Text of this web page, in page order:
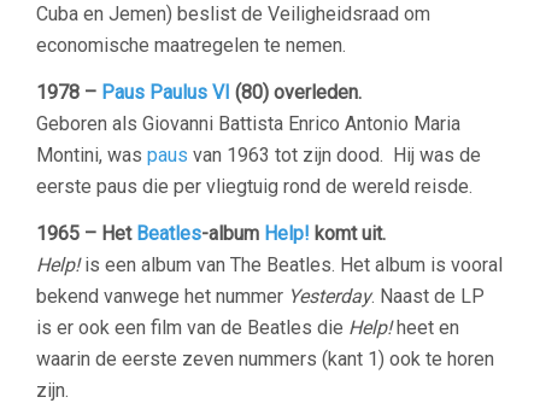
Cuba en Jemen) beslist de Veiligheidsraad om
economische maatregelen te nemen.
1978 – Paus Paulus VI (80) overleden.
Geboren als Giovanni Battista Enrico Antonio Maria
Montini, was paus van 1963 tot zijn dood. Hij was de
eerste paus die per vliegtuig rond de wereld reisde.
1965 – Het Beatles-album Help! komt uit.
Help!is een album van The Beatles. Het album is vooral
bekend vanwege het nummer Yesterday. Naast de LP
is er ook een film van de Beatles die Help!heet en
waarin de eerste zeven nummers (kant 1) ook te horen
zijn.